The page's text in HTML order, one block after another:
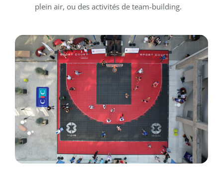
plein air, ou des activités de team-building.